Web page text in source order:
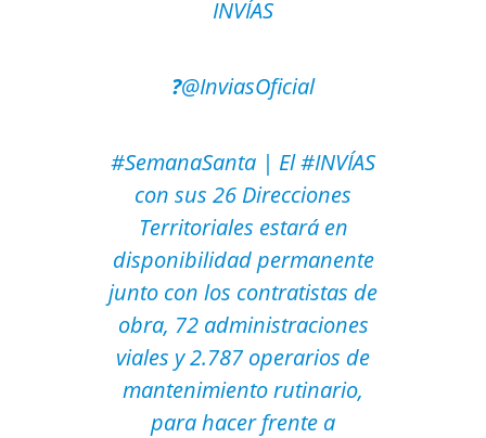
INVÍAS
?@InviasOficial
#SemanaSanta | El#INVÍAS
con sus 26 Direcciones
Territoriales estará en
disponibilidad permanente
junto con los contratistas de
obra, 72 administraciones
viales y 2.787 operarios de
mantenimiento rutinario,
para hacer frente a